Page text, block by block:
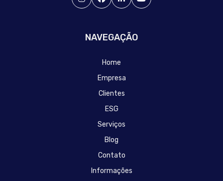
NAVEGAÇÃO
Home
Empresa
Clientes
ESG
Serviços
Blog
Contato
Informações